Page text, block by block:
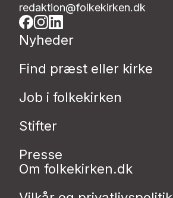
redaktion@folkekirken.dk
Nyheder
Find præst eller kirke
Job i folkekirken
Stifter
Presse
Om folkekirken.dk